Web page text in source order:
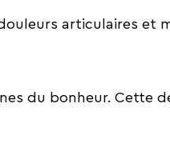
articulaires et
du bonheur. Cette